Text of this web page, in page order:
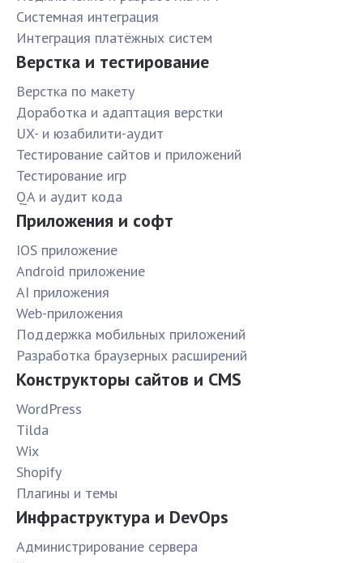
Системная интеграция
Интеграция платёжных систем
Верстка и тестирование
Верстка по макету
Доработка и адаптация верстки
UX- и юзабилити-аудит
Тестирование сайтов и приложений
Тестирование игр
QA и аудит кода
Приложения и софт
IOS приложение
Android приложение
AI приложения
Web-приложения
Поддержка мобильных приложений
Разработка браузерных расширений
Конструкторы сайтов и CMS
WordPress
Tilda
Wix
Shopify
Плагины и темы
Инфраструктура и DevOps
Администрирование сервера